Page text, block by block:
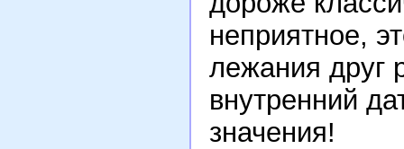
неприятное,
лежания друг
внутренний
значения!